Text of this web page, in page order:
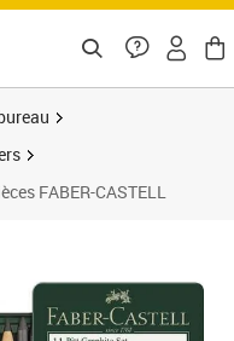
FABER-CASTELL